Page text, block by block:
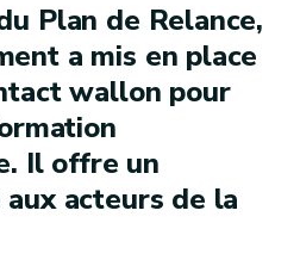
Plan de Relance,
a mis en place
wallon pour
Il offre un
acteurs de la